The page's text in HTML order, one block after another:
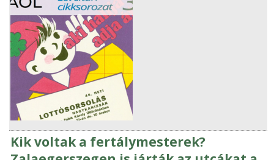
Kik voltak a fertálymesterek?